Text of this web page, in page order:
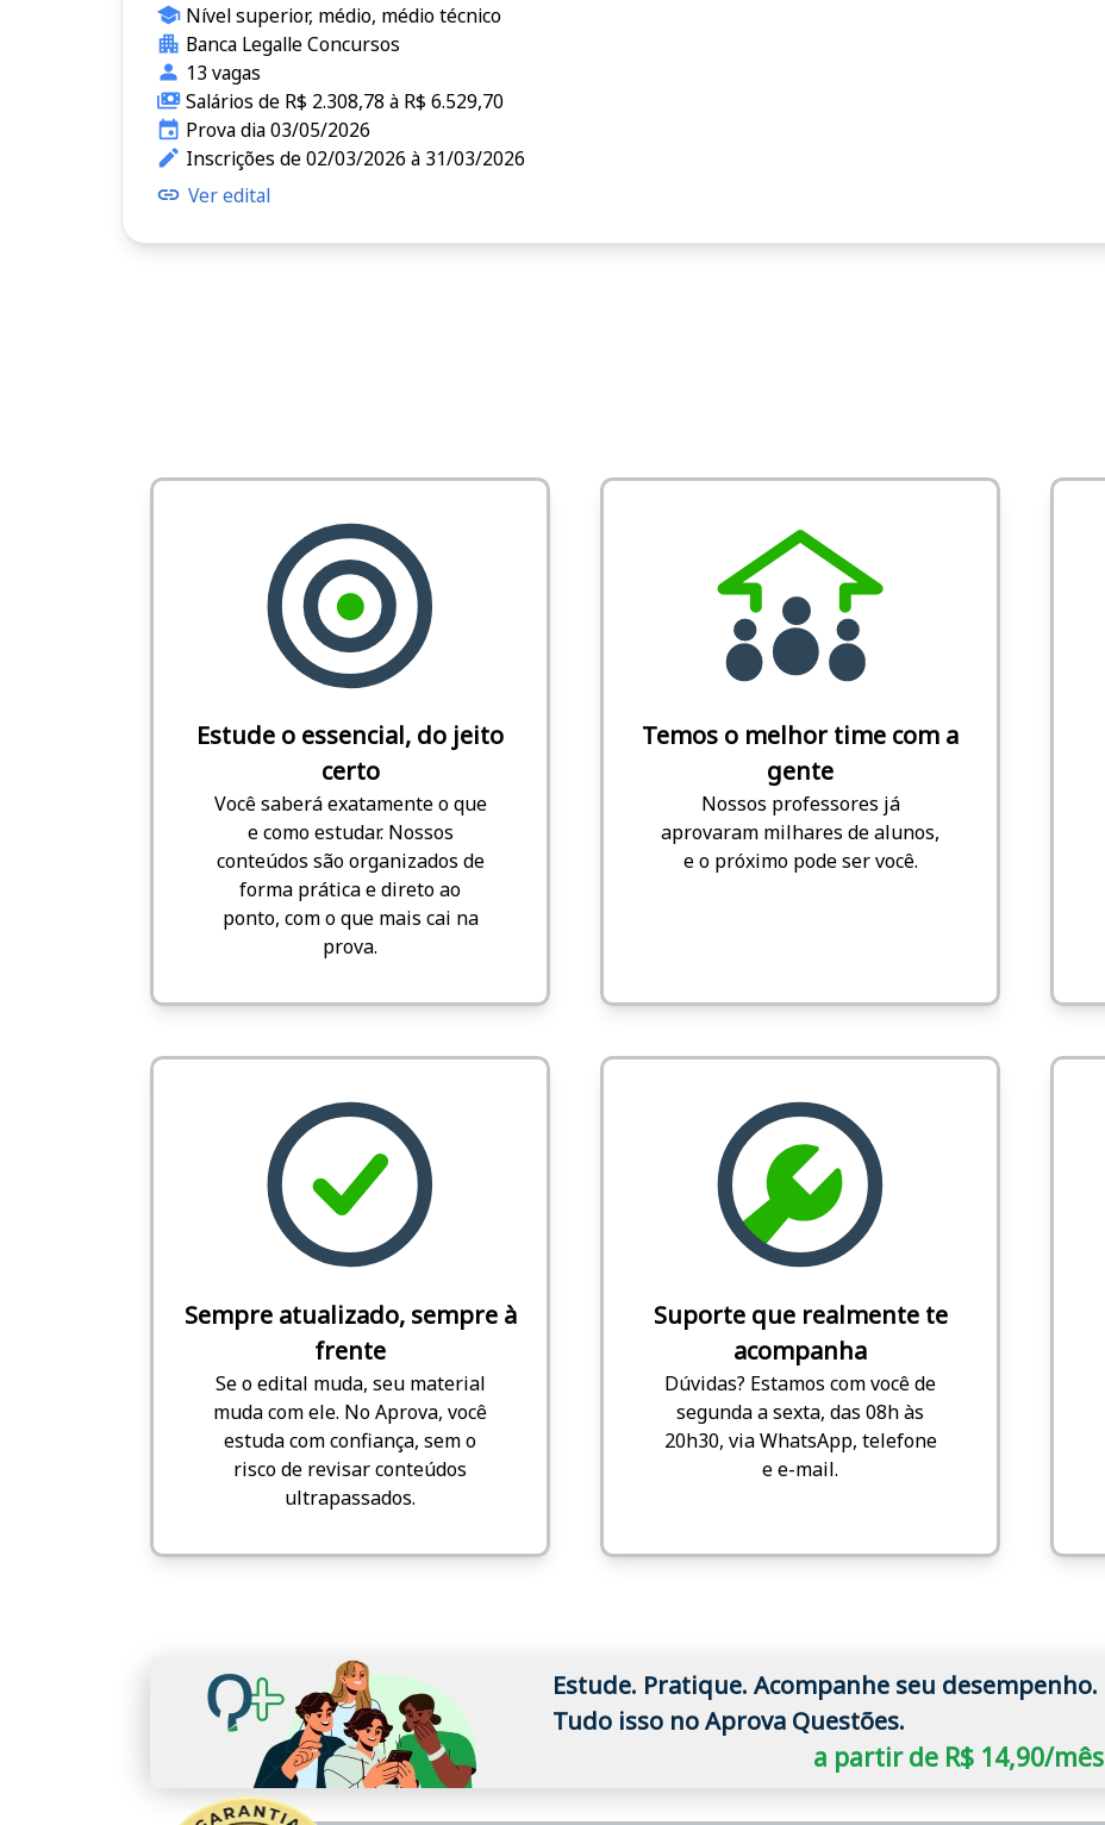
Nível superior, médio, médio técnico
Banca Legalle Concursos
13 vagas
Salários de R$ 2.308,78 à R$ 6.529,70
Prova dia 03/05/2026
Inscrições de 02/03/2026 à 31/03/2026
Ver edital
Estude o essencial, do jeito
certo
Você saberá exatamente o que
e como estudar. Nossos
conteúdos são organizados de
forma prática e direto ao
ponto, com o que mais cai na
prova.
Temos o melhor time com a
gente
Nossos professores já
aprovaram milhares de alunos,
e o próximo pode ser você.
Sempre atualizado, sempre à
frente
Se o edital muda, seu material
muda com ele. No Aprova, você
estuda com confiança, sem o
risco de revisar conteúdos
ultrapassados.
Suporte que realmente te
acompanha
Dúvidas? Estamos com você de
segunda a sexta, das 08h às
20h30, via WhatsApp, telefone
e e-mail.
Estude. Pratique. Acompanhe seu desempenho.
Tudo isso no Aprova Questões.
a partir de R$ 14,90/mês